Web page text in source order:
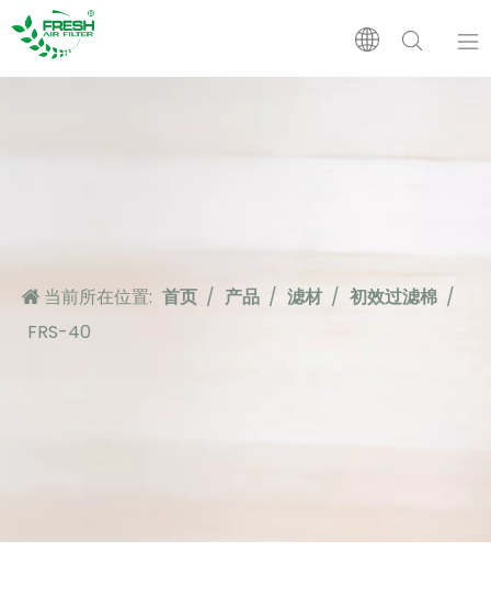
应用
当前所在位置: 首页 / 产品 / 滤材 / 初效过滤棉 /
FRS-40